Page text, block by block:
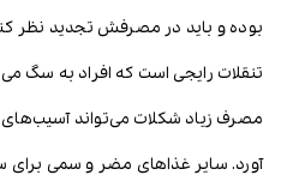
بوده و باید در مصرفش تجدید نظر
تنقلات رایجی است که افراد به سگ
مصرف زیاد شکلات می‌تواند آسیب‌های
آورد. سایر غذاهای مضر و سمی برای سگ